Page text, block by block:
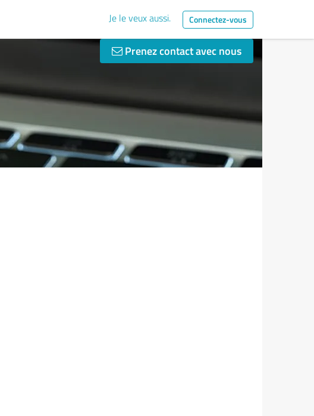
Je le veux aussi. Connectez-vous
Prenez contact avec nous